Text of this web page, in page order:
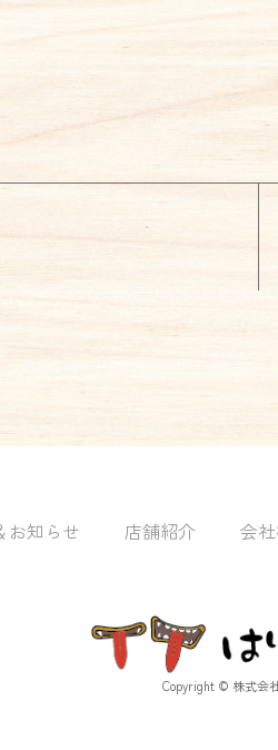
お知らせ 店舗紹介 会
Copyright © 株式会